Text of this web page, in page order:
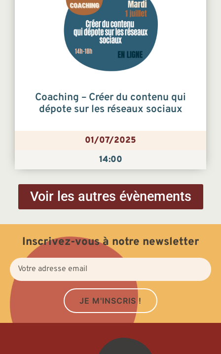
Coaching – Créer du contenu qui
dépote sur les réseaux sociaux
01/07/2025
14:00
Voir les autres évènements
Inscrivez-vous à notre newsletter
JE M'INSCRIS !